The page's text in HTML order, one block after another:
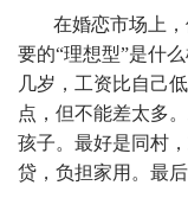
在婚恋市场上
要的“理想型”是什
几岁，工资比自己
点，但不能差太多
孩子。最好是同村
贷，负担家用。最